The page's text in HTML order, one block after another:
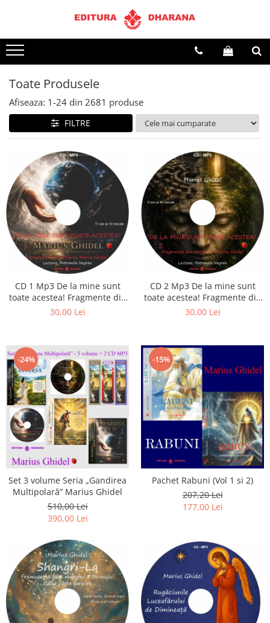
Terapii
Dietoterapie
Toate Produsele
Afiseaza: 1-24 din 2681 produse
FILTRE
CD 1 Mp3 De la mine sunt
toate acestea! Fragmente din
cărțile lui Marius Ghidel
30,00 Lei
CD 2 Mp3 De la mine sunt
toate acestea! Fragmente din
cărțile lui Marius Ghidel
30,00 Lei
-24%
Set 3 volume Seria „Gandirea
Multipolară” Marius Ghidel
510,00 Lei
390,00 Lei
-15%
Pachet Rabuni (Vol 1 si 2)
207,20 Lei
177,00 Lei